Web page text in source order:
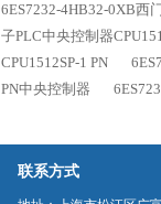
6ES7232-4HB32-0XB西
子PLC中央控制器
CPU1512SP-1 PN
PN中央控制器
联系方式